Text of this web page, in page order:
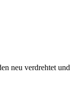
neu verdrehtet und